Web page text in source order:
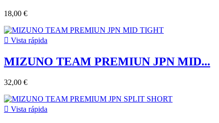
18,00 €
 Vista rápida
MIZUNO TEAM PREMIUN JPN MID...
32,00 €
 Vista rápida